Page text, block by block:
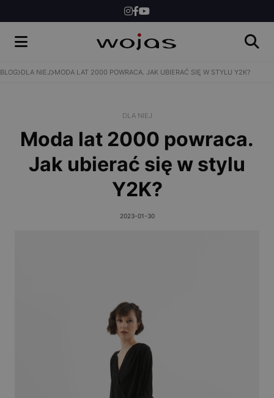
BLOG DLA NIEJ MODA LAT 2000 POWRACA. JAK UBIERAĆ SIĘ W STYLU Y2K?
DLA NIEJ
Moda lat 2000 powraca.
Jak ubierać się w stylu
Y2K?
2023-01-30